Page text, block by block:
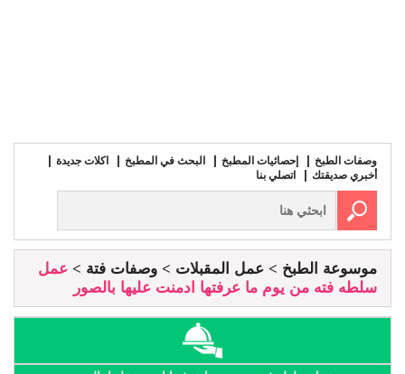
وصفات الطبخ إحصائيات المطبخ البحث في المطبخ
اكلات جديدة
أخبري صديقتك
اتصلي بنا
موسوعة الطبخ عمل المقبلات وصفات فتة
عمل
سلطه فته من يوم ما عرفتها ادمنت عليها بالصور